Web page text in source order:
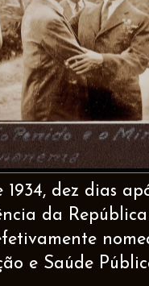
1934, dez dias
da
e Saúde